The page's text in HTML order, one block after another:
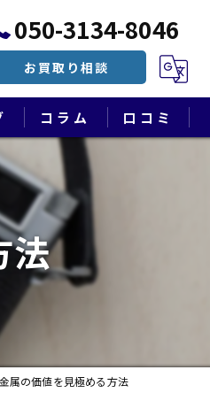
050-3134-8046
お買取り相談
コラム 口コミ
法
属の価値を見極める方法